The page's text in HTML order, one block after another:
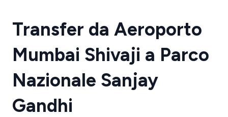
Transfer da Aeroporto
Mumbai Shivaji a Parco
Nazionale Sanjay
Gandhi